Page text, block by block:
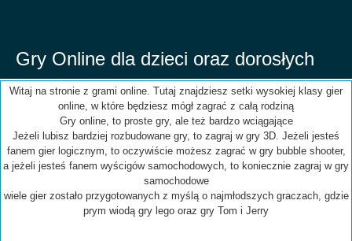
Gry Online dla dzieci oraz dorosłych
Witaj na stronie z grami online. Tutaj znajdziesz setki wysokiej klasy gier
online, w które będziesz mógł zagrać z całą rodziną
Gry online, to proste gry, ale też bardzo wciągające
Jeżeli lubisz bardziej rozbudowane gry, to zagraj w gry 3D. Jeżeli jesteś
fanem gier logicznym, to oczywiście możesz zagrać w gry bubble shooter,
a jeżeli jesteś fanem wyścigów samochodowych, to koniecznie zagraj w gry
samochodowe
wiele gier zostało przygotowanych z myślą o najmłodszych graczach, gdzie
prym wiodą gry lego oraz gry Tom i Jerry